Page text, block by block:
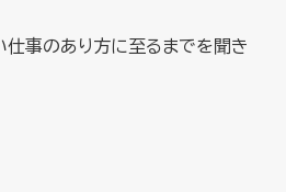
仕事のあり方に至るまでを聞き